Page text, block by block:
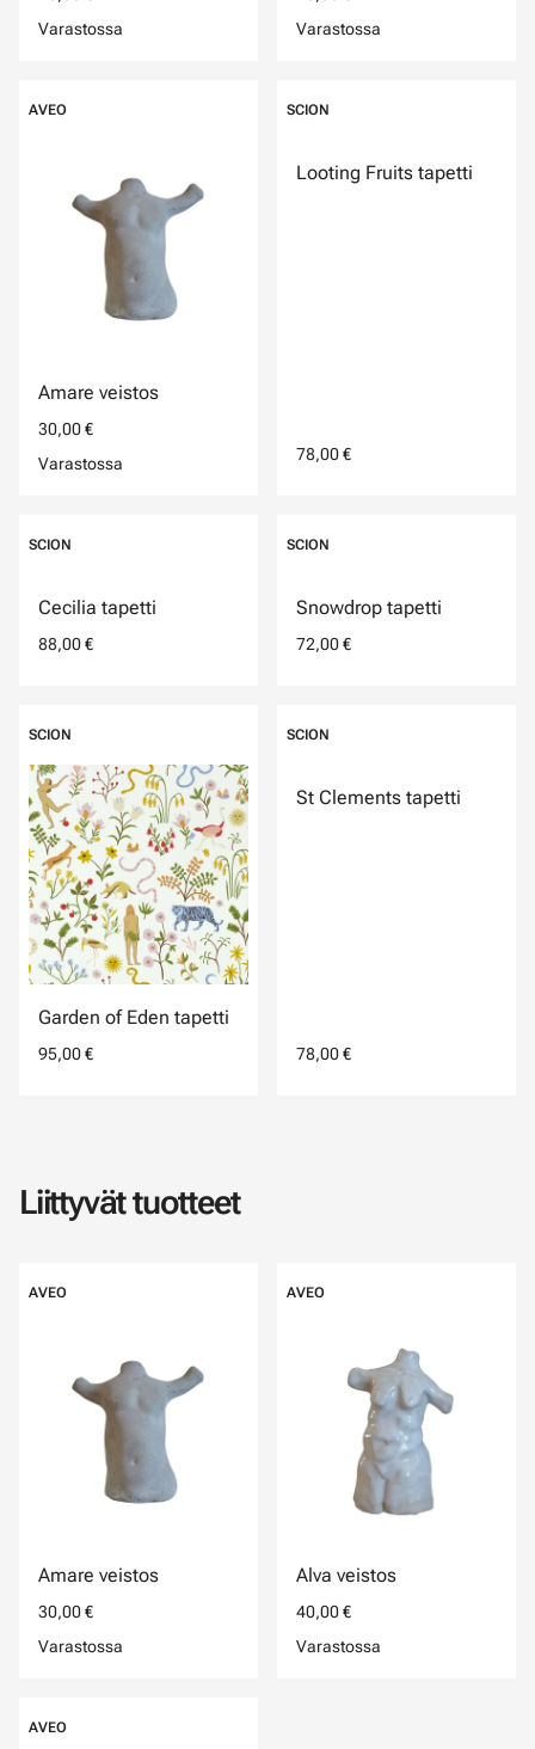
Varastossa
Varastossa
AVEO
Amare veistos
30,00 €
Varastossa
SCION
Looting Fruits tapetti
78,00 €
SCION
Cecilia tapetti
88,00 €
SCION
Snowdrop tapetti
72,00 €
SCION
Garden of Eden tapetti
95,00 €
SCION
St Clements tapetti
78,00 €
Liittyvät tuotteet
AVEO
Amare veistos
30,00 €
Varastossa
AVEO
Alva veistos
40,00 €
Varastossa
AVEO